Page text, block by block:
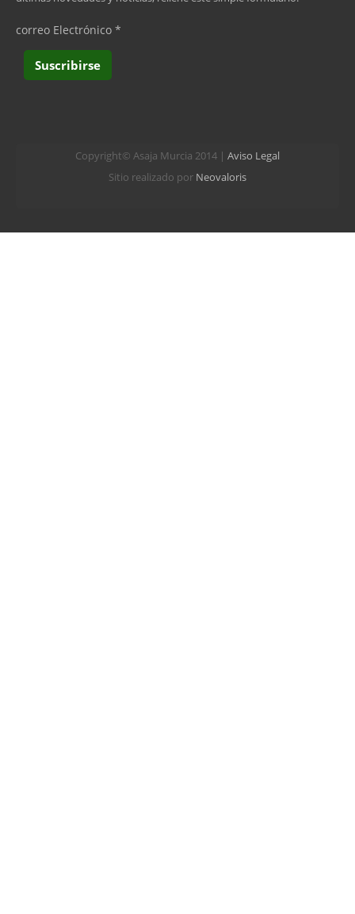
correo Electrónico *
Copyright© Asaja Murcia 2014 | Aviso Legal
Sitio realizado por Neovaloris